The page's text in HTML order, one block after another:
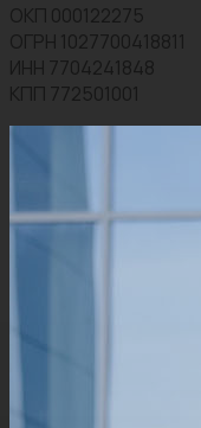
ОКП 000122275
ОГРН 1027700418811
ИНН 7704241848
КПП 772501001